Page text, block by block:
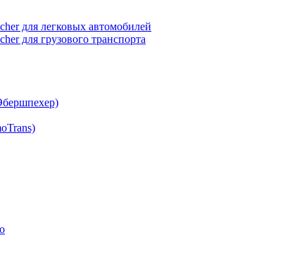
для легковых автомобилей
для грузового транспорта